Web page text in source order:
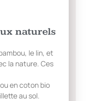
naturels
le lin, et
la nature. Ces
en coton bio
au sol.